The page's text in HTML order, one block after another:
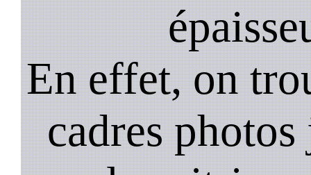
En effet, on
cadres